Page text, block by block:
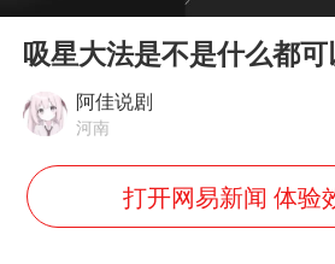
今年4位周
Play
吸星大法是不是什么都
阿佳说剧
河南
打开网易新闻 体验